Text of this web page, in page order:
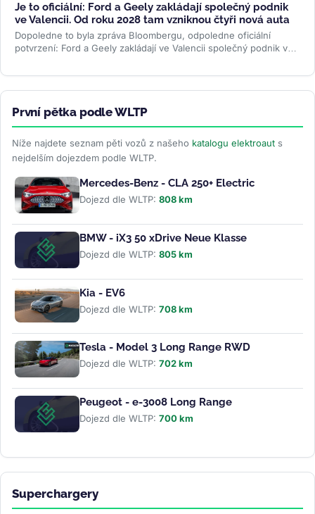
Je to oficiální: Ford a Geely zakládají společný podnik
ve Valencii. Od roku 2028 tam vzniknou čtyři nová auta
Dopoledne to byla zpráva Bloombergu, odpoledne oficiální
potvrzení: Ford a Geely zakládají ve Valencii společný podnik v
První pětka podle WLTP
Níže najdete seznam pěti vozů z našeho katalogu elektroaut s
nejdelším dojezdem podle WLTP.
Mercedes-Benz - CLA 250+ Electric
Dojezd dle WLTP: 808 km
BMW - iX3 50 xDrive Neue Klasse
Dojezd dle WLTP: 805 km
Kia - EV6
Dojezd dle WLTP: 708 km
Tesla - Model 3 Long Range RWD
Dojezd dle WLTP: 702 km
Peugeot - e-3008 Long Range
Dojezd dle WLTP: 700 km
Superchargery